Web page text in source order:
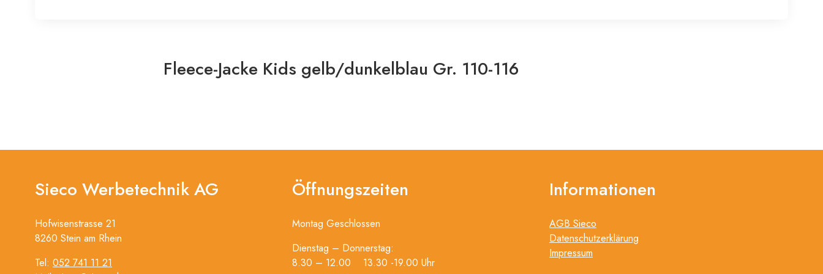
Fleece-Jacke Kids gelb/dunkelblau Gr. 110-116
Sieco Werbetechnik AG
Hofwisenstrasse 21
8260 Stein am Rhein
Tel: 052 741 11 21
Öffnungszeiten
Montag Geschlossen
Dienstag – Donnerstag:
8.30 – 12.00 13.30 -19.00 Uhr
Informationen
AGB Sieco
Datenschutzerklärung
Impressum